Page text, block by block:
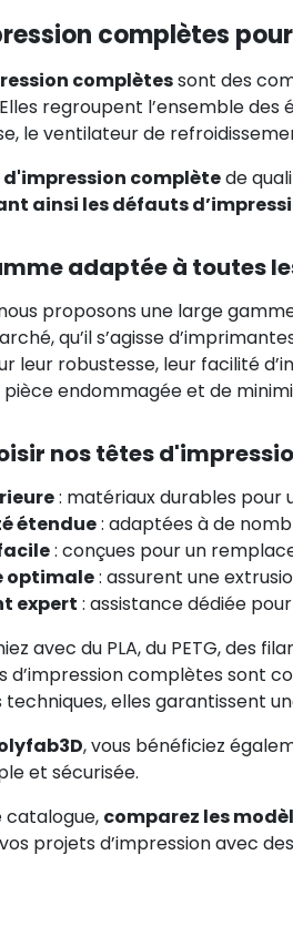
complètes
complètessont des
regroupent l’ensemble
le ventilateur de
complètede
ainsi les défauts
adaptée à toutes
proposons une large
qu’il s’agisse
leur robustesse, leur facilité
endommagée et de
nos têtes
: matériaux durables pour
étendue: adaptées à de
: conçues pour un
optimale: assurent une
expert : assistance dédiée
avec du PLA, du PETG, des
d’impression complètes sont
elles garantissent
, vous bénéficiez
et sécurisée.
catalogue, comparez les
projets d’impression avec